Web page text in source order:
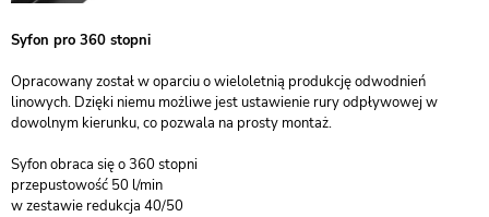
Syfon pro 360 stopni
Opracowany został w oparciu o wieloletnią produkcję odwodnień
linowych. Dzięki niemu możliwe jest ustawienie rury odpływowej w
dowolnym kierunku, co pozwala na prosty montaż.
Syfon obraca się o 360 stopni
przepustowość 50 l/min
w zestawie redukcja 40/50